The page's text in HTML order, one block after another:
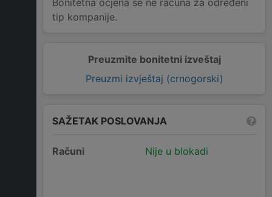
Preuzmite bonitetni izveštaj
Preuzmi izvještaj (crnogorski)
Bonitetna ocjena se ne računa za određeni
tip kompanije.
SAŽETAK POSLOVANJA
Računi Nije u blokadi